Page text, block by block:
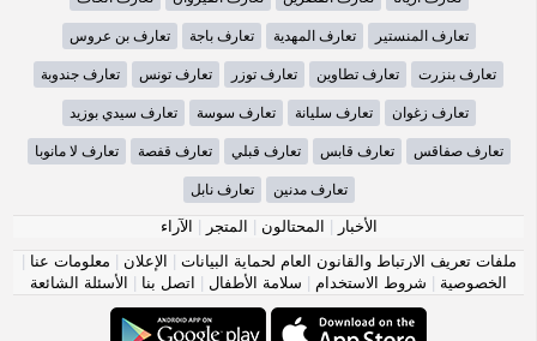
تعارف المنستير تعارف المهدية تعارف باجة تعارف بن عروس
تعارف بنزرت تعارف تطاوين تعارف توزر تعارف تونس تعارف جندوبة
تعارف زغوان تعارف سليانة تعارف سوسة تعارف سيدي بوزيد
تعارف صفاقس تعارف قابس تعارف قبلي تعارف قفصة تعارف لا مانوبا
تعارف مدنين تعارف نابل
الأخبار | المحتالون | المتجر | الآراء
ملفات تعريف الارتباط والقانون العام لحماية البيانات | الإعلان | معلومات عنا |
الخصوصية | شروط الاستخدام | سلامة الأطفال | اتصل بنا | الأسئلة الشائعة